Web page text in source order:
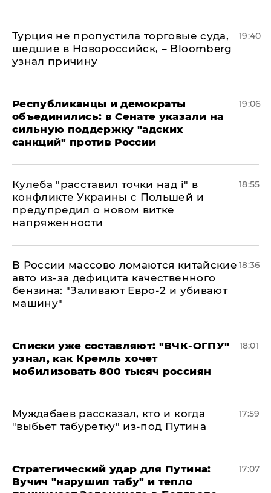
Турция не пропустила торговые суда,
шедшие в Новороссийск, – Bloomberg
узнал причину
19:40
Республиканцы и демократы
объединились: в Сенате указали на
сильную поддержку "адских
санкций" против России
19:06
Кулеба "расставил точки над і" в
конфликте Украины с Польшей и
предупредил о новом витке
напряженности
18:55
В России массово ломаются китайские
авто из-за дефицита качественного
бензина: "Заливают Евро-2 и убивают
машину"
18:36
Списки уже составляют: "ВЧК-ОГПУ"
узнал, как Кремль хочет
мобилизовать 800 тысяч россиян
18:01
Муждабаев рассказал, кто и когда
"выбьет табуретку" из-под Путина
17:59
Стратегический удар для Путина:
Вучич "нарушил табу" и тепло
17:07